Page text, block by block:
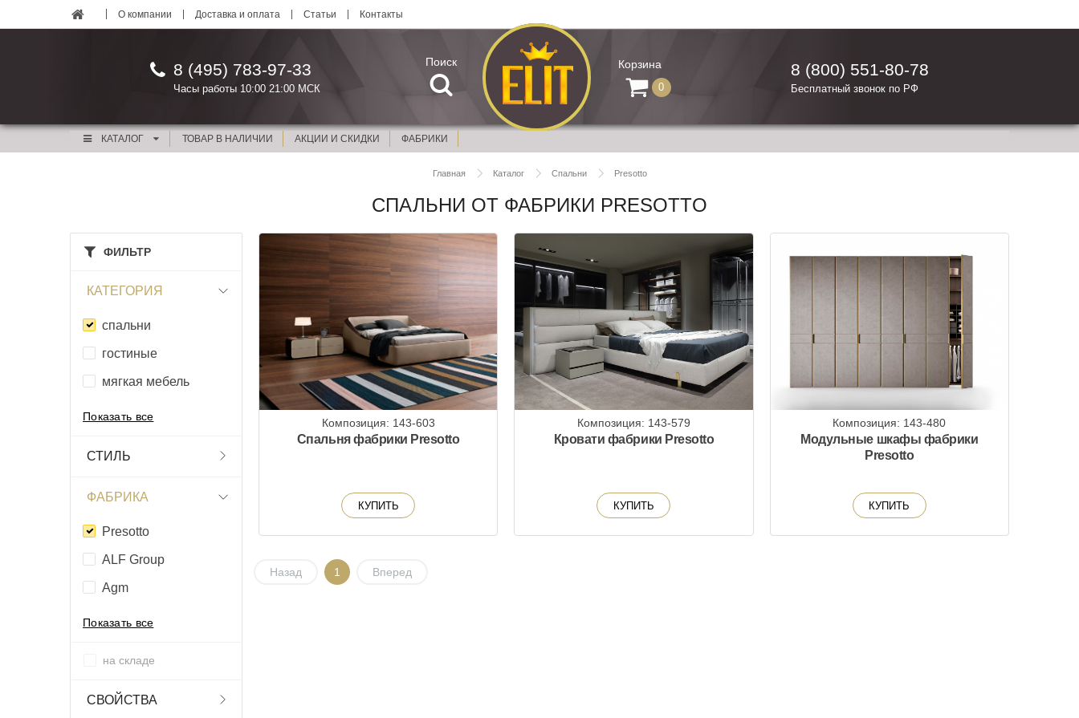
О компании Доставка и оплата Статьи Контакты
8 (495) 783-97-33
Часы работы 10:00 21:00 МСК
Поиск Корзина
0
8 (800) 551-80-78
Бесплатный звонок по РФ
КАТАЛОГ ТОВАР В НАЛИЧИИ АКЦИИ И СКИДКИ ФАБРИКИ
Главная Каталог Спальни Presotto
СПАЛЬНИ ОТ ФАБРИКИ PRESOTTO
ФИЛЬТР
КАТЕГОРИЯ
спальни
гостиные
мягкая мебель
Показать все
СТИЛЬ
ФАБРИКА
Presotto
ALF Group
Agm
Показать все
на складе
СВОЙСТВА
Композиция: 143-603
Спальня фабрики Presotto
КУПИТЬ
Композиция: 143-579
Кровати фабрики Presotto
КУПИТЬ
Композиция: 143-480
Модульные шкафы фабрики
Presotto
КУПИТЬ
Назад 1 Вперед